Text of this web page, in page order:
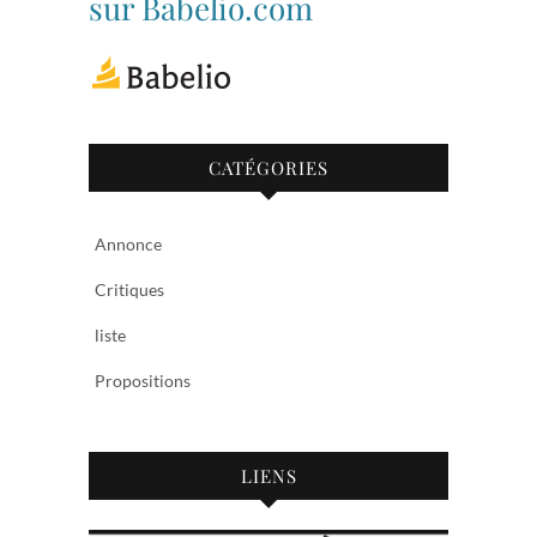
CATÉGORIES
Annonce
Critiques
liste
Propositions
LIENS